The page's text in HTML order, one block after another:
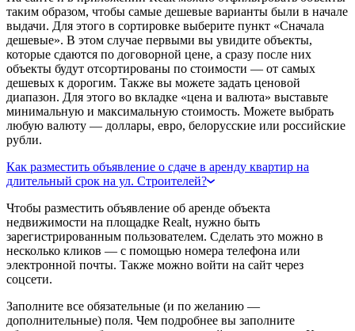
таким образом, чтобы самые дешевые варианты были в начале
выдачи. Для этого в сортировке выберите пункт «Сначала
дешевые». В этом случае первыми вы увидите объекты,
которые сдаются по договорной цене, а сразу после них
объекты будут отсортированы по стоимости — от самых
дешевых к дорогим. Также вы можете задать ценовой
диапазон. Для этого во вкладке «цена и валюта» выставьте
минимальную и максимальную стоимость. Можете выбрать
любую валюту — доллары, евро, белорусские или российские
рубли.
Как разместить объявление о сдаче в аренду квартир на
длительный срок на ул. Строителей?
Чтобы разместить объявление об аренде объекта
недвижимости на площадке Realt, нужно быть
зарегистрированным пользователем. Сделать это можно в
несколько кликов — с помощью номера телефона или
электронной почты. Также можно войти на сайт через
соцсети.
Заполните все обязательные (и по желанию —
дополнительные) поля. Чем подробнее вы заполните